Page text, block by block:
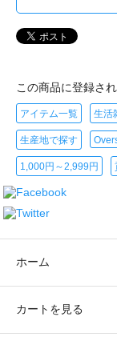
この商品に登録さ
アイテム一覧 生活
生産地で探す
1,000円～2,999円
ホーム
カートを見る